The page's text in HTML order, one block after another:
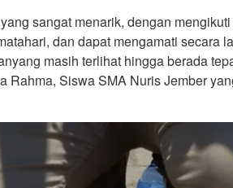
sangat menarik, dengan
dan dapat mengamati secara
masih terlihat hingga berada
Rahma, Siswa SMA Nuris Jember